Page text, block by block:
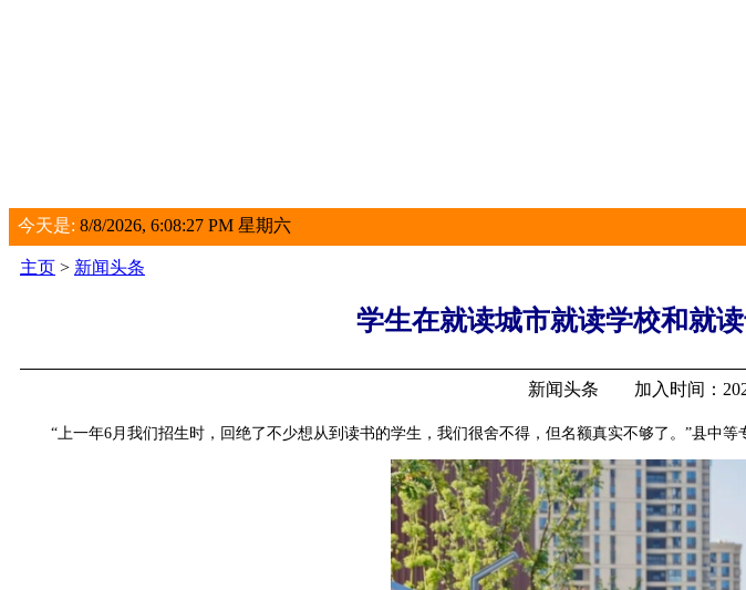
今天是: 8/8/2026, 6:08:28 PM 星期六
主页 > 新闻头条
学生在就读城市就读学校和就
新闻头条 加入时间：
“上一年6月我们招生时，回绝了不少想从到读书的学生，我们很舍不得，但名额真实不够了。”县中等